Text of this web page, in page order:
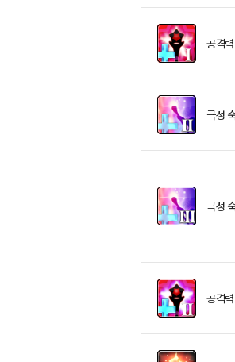
공격
극성
극성
공격